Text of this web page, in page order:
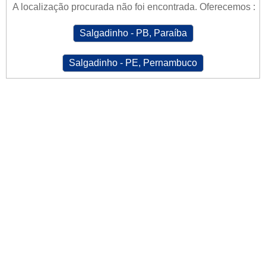
A localização procurada não foi encontrada. Oferecemos :
Salgadinho - PB, Paraíba
Salgadinho - PE, Pernambuco